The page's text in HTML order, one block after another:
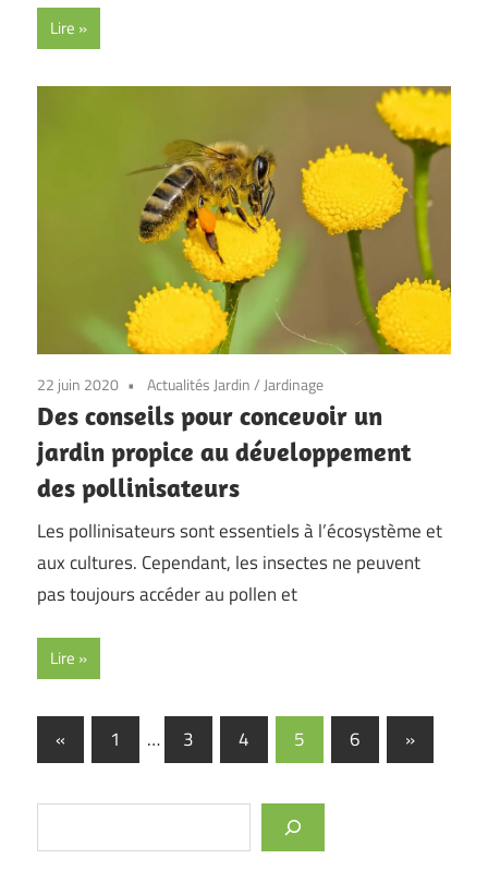
Lire
22 juin 2020 Actualités Jardin/ Jardinage
Des conseils pour concevoir un
jardin propice au développement
des pollinisateurs
Les pollinisateurs sont essentiels à l’écosystème et
aux cultures. Cependant, les insectes ne peuvent
pas toujours accéder au pollen et
Lire
Pagination
des
« Previous
Posts
1 … 3 4 5 6
Next
Posts
»